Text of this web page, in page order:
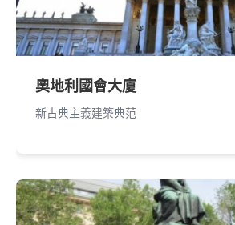
奧地利國會大廈
新古典主義建築典范